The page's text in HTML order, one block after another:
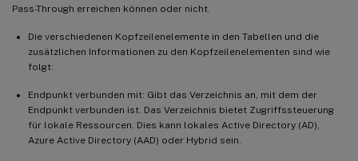
Pass-Through erreichen können oder nicht.
Die verschiedenen Kopfzeilenelemente in den Tabellen und die
zusätzlichen Informationen zu den Kopfzeilenelementen sind wie
folgt:
Endpunkt verbunden mit: Gibt das Verzeichnis an, mit dem der
Endpunkt verbunden ist. Das Verzeichnis bietet Zugriffssteuerung
für lokale Ressourcen. Dies kann lokales Active Directory (AD),
Azure Active Directory (AAD) oder Hybrid sein.